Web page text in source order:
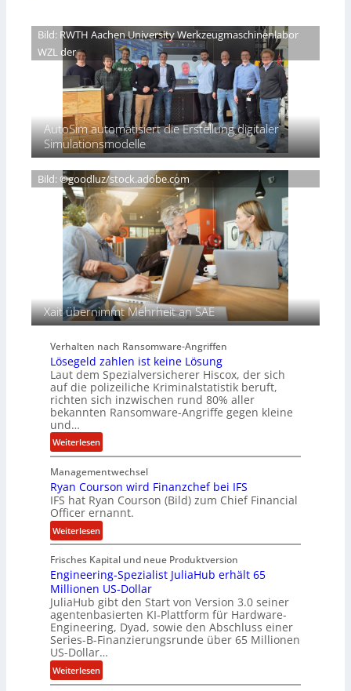
P
r
e
s
i
d
e
n
t
A
C
H
l
i
s
d
e
s
S
c
h
w
e
i
ß
e
n
s
a
u
d
e
S
p
u
r
u
n
d
S
o
v
e
r
e
i
g
n
T
e
c
h
A
g
e
n
y
a
r
b
e
t
e
n
z
u
s
a
m
m
e
n
Bild: RWTH Aachen University Werkzeugmaschinenlabor
WZL der
AutoSim automatisiert die Erstellung digitaler
Simulationsmodelle
Bild: ©goodluz/stock.adobe.com
Xait übernimmt Mehrheit an SAE
Verhalten nach Ransomware-Angriffen
Lösegeld zahlen ist keine Lösung
Laut dem Spezialversicherer Hiscox, der sich
auf die polizeiliche Kriminalstatistik beruft,
richten sich inzwischen rund 80% aller
bekannten Ransomware-Angriffe gegen kleine
und…
Weiterlesen:
L
ö
s
e
g
e
l
d
z
a
h
l
e
i
s
Managementwechsel
Ryan Courson wird Finanzchef bei IFS
IFS hat Ryan Courson (Bild) zum Chief Financial
Officer ernannt.
Weiterlesen:
R
y
a
n
C
o
u
s
o
Frisches Kapital und neue Produktversion
Engineering-Spezialist JuliaHub erhält 65
Millionen US-Dollar
JuliaHub gibt den Start von Version 3.0 seiner
agentenbasierten KI-Plattform für Hardware-
Engineering, Dyad, sowie den Abschluss einer
Series-B-Finanzierungsrunde über 65 Millionen
US-Dollar…
Weiterlesen:
E